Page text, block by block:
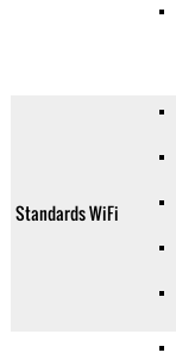
Standards WiFi